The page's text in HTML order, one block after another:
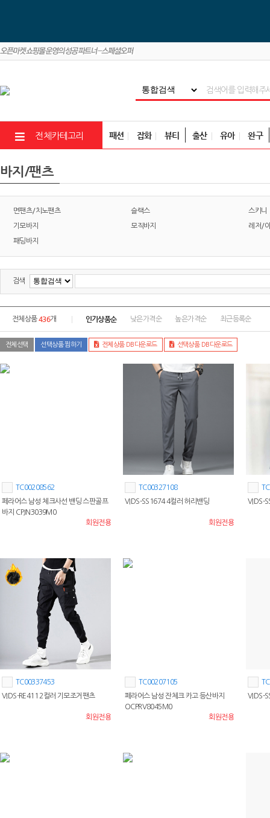
전체카테고리 패션 잡화 뷰티 출산 유아 완구
바지/팬츠
면팬츠/치노팬츠 슬랙스 스키니
기모바지 모직바지 레저/
패딩바지
검색
전체상품436개 인기상품순 낮은가격순 높은가격순 최근등록순
전체선택 선택상품 찜하기 전체상품 DB다운로드 선택상품 DB다운로드
TC00208562
페라어스 남성 체크사선 밴딩 스판골프
바지 CPJN3039M0
회원전용
TC00327108
VIDS-SS1674 4컬러 허리밴딩
회원전용
VIDS-
TC00337453
VIDS-RE411 2컬러 기모조거팬츠
회원전용
TC00207105
페라어스 남성 잔체크 카고 등산바지
OCPRV8045M0
회원전용
VIDS-